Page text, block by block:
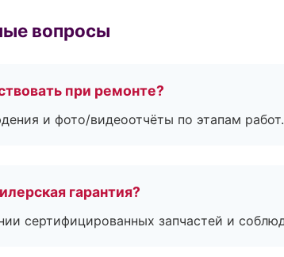
вопросы
при ремонте?
и фото/видеоотчёты по этапам работ.
гарантия?
сертифицированных запчастей и